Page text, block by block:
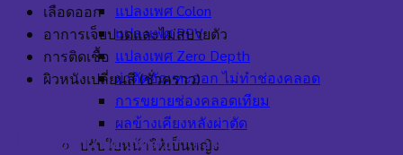
แปลงเพศ Colon
แปลงเพศ PPV
แปลงเพศ Zero Depth
ผ่าตัดอัณฑะออก ไม่ทำช่องคลอด
การขยายช่องคลอดเทียม
ผลข้างเคียงหลังผ่าตัด
ปรับใบหน้าให้เป็นหญิง
เลือดออก
อาการเจ็บปวดและไม่สบายตัว
การติดเชื้อ
ผิวหนังเปลี่ยนสี (ชั่วคราว)
ประโยชน์ของศัลยกรรมใต้คาง